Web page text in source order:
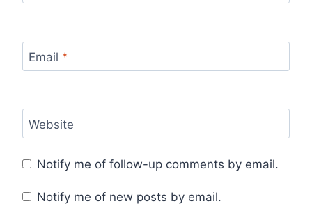
Email *
Website
Notify me of follow-up comments by email.
Notify me of new posts by email.